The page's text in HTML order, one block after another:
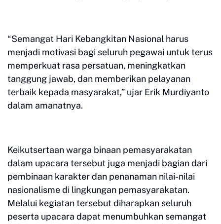
“Semangat Hari Kebangkitan Nasional harus
menjadi motivasi bagi seluruh pegawai untuk terus
memperkuat rasa persatuan, meningkatkan
tanggung jawab, dan memberikan pelayanan
terbaik kepada masyarakat,” ujar Erik Murdiyanto
dalam amanatnya.
Keikutsertaan warga binaan pemasyarakatan
dalam upacara tersebut juga menjadi bagian dari
pembinaan karakter dan penanaman nilai-nilai
nasionalisme di lingkungan pemasyarakatan.
Melalui kegiatan tersebut diharapkan seluruh
peserta upacara dapat menumbuhkan semangat